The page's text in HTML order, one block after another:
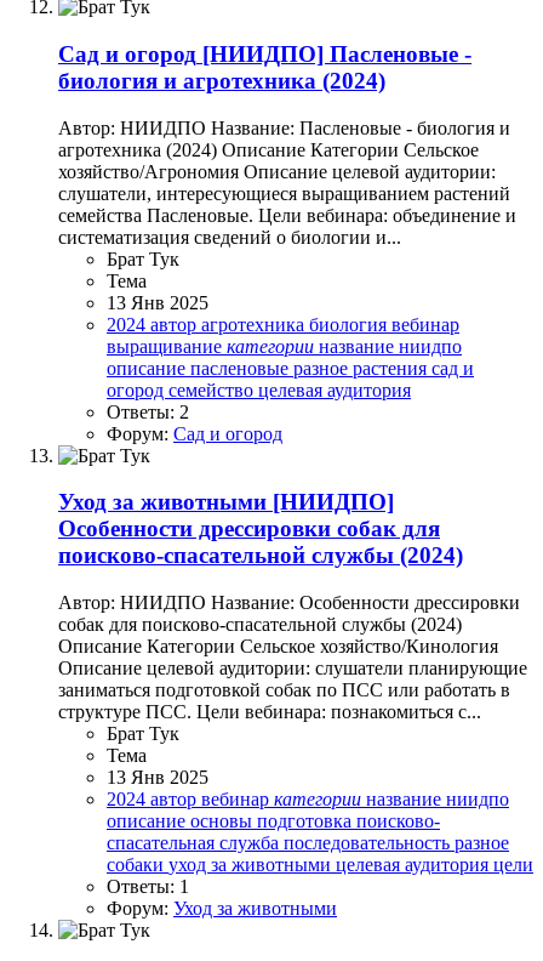
Сад и огород [НИИДПО] Пасленовые -
биология и агротехника (2024)
Автор: НИИДПО Название: Пасленовые - биология и
агротехника (2024) Описание Категории Сельское
хозяйство/Агрономия Описание целевой аудитории:
слушатели, интересующиеся выращиванием растений
семейства Пасленовые. Цели вебинара: объединение и
систематизация сведений о биологии и...
Брат Тук
Тема
13 Янв 2025
2024 автор агротехника биология вебинар
выращивание категории название ниидпо
описание пасленовые разное растения сад и
огород семейство целевая аудитория
Ответы: 2
Форум: Сад и огород
Уход за животными [НИИДПО]
Особенности дрессировки собак для
поисково-спасательной службы (2024)
Автор: НИИДПО Название: Особенности дрессировки
собак для поисково-спасательной службы (2024)
Описание Категории Сельское хозяйство/Кинология
Описание целевой аудитории: слушатели планирующие
заниматься подготовкой собак по ПСС или работать в
структуре ПСС. Цели вебинара: познакомиться с...
Брат Тук
Тема
13 Янв 2025
2024 автор вебинар категории название ниидпо
описание основы подготовка поисково-
спасательная служба последовательность разное
собаки уход за животными целевая аудитория цели
Ответы: 1
Форум: Уход за животными